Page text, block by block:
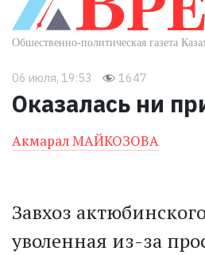
06 июля, 19:53 1647
Оказалась ни
Акмарал МАЙКОЗОВА
Завхоз
уволенная из-за